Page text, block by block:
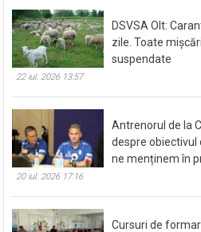
DSVSA Olt:
zile. Toate
suspendate
22 iul. 2026 13:57
Antrenorul de la
despre obiectivul
ne menținem în
20 iul. 2026 17:16
Cursuri de